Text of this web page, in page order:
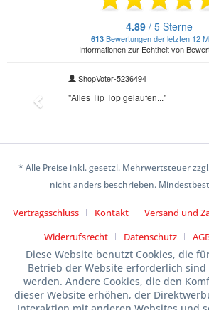
* Alle Preise inkl. gesetzl. Mehrwertsteuer
nicht anders beschrieben.
Vertragsschluss Kontakt
Versand und
Widerrufsrecht
Datenschutz
Diese Website benutzt Cookies, die
Betrieb der Website erforderlich
werden. Andere Cookies, die den
dieser Website erhöhen, der